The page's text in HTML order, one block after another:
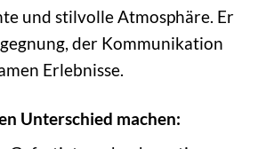
und stilvolle Atmosphäre. Er
der Kommunikation
Erlebnisse.
Unterschied machen: